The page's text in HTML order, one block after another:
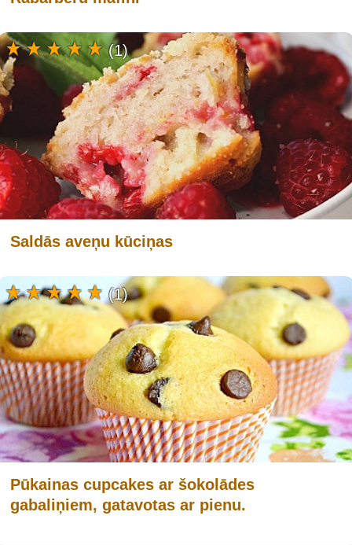
Saldās aveņu kūciņas
(1)
Pūkainas cupcakes ar šokolādes
gabaliņiem, gatavotas ar pienu.
(1)